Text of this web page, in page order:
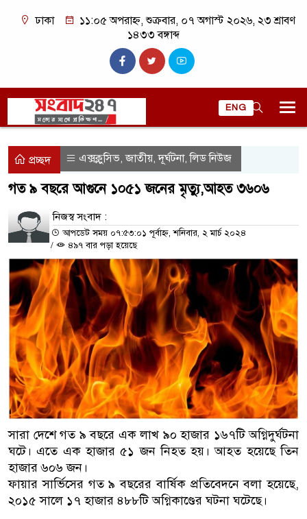
ঢাকা
১১:০৫ অপরাহ্ন, শুক্রবার, ০৭ অগাস্ট ২০২৬, ২৩ শ্রাবণ
১৪৩৩ বঙ্গাব্দ
ENG
প্রচ্ছদ এক্সক্লুসিভ,জাতীয়,দূর্ঘটনা,লিড নিউজ
গত ৯ বছরে আগুনে ১০৫১ জনের মৃত্যু,আহত ৩৬০৬
নিজস্ব সংবাদ :
আপডেট সময় ০৭:৫৩:০১ পূর্বাহ্ন, শনিবার, ২ মার্চ ২০২৪
/
৪৯৭ বার পড়া হয়েছে
সারা দেশে গত ৯ বছরে এক লাখ ৯০ হাজার ১৬৭টি অগ্নিদুর্ঘটনা
ঘটে। এতে এক হাজার ৫১ জন নিহত হয়। আহত হয়েছে তিন
হাজার ৬০৬ জন।
ফায়ার সার্ভিসের গত ৯ বছরের বার্ষিক প্রতিবেদনে বলা হয়েছে,
২০১৫ সালে ১৭ হাজার ৪৮৮টি অগ্নিকাণ্ডের ঘটনা ঘটেছে।